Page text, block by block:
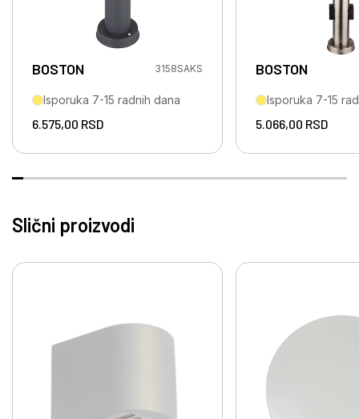
BOSTON 3158SAKS
Isporuka 7-15 radnih dana
6.575,00 RSD
BOSTON
Isporuka 7-15
5.066,00 RSD
Slični proizvodi